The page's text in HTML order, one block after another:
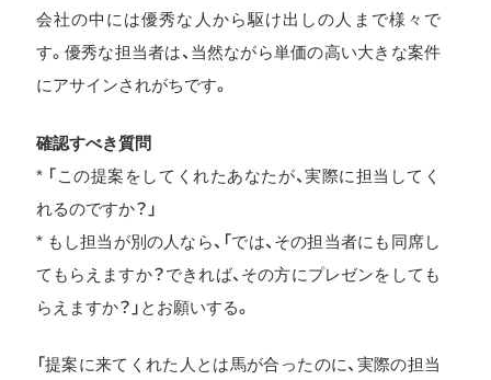
会社の中には優秀な人から駆け出しの人まで様々で
す。優秀な担当者は、当然ながら単価の高い大きな案件
にアサインされがちです。
確認すべき質問
* 「この提案をしてくれたあなたが、実際に担当してく
れるのですか？」
* もし担当が別の人なら、「では、その担当者にも同席し
てもらえますか？できれば、その方にプレゼンをしても
らえますか？」とお願いする。
「提案に来てくれた人とは馬が合ったのに、実際の担当